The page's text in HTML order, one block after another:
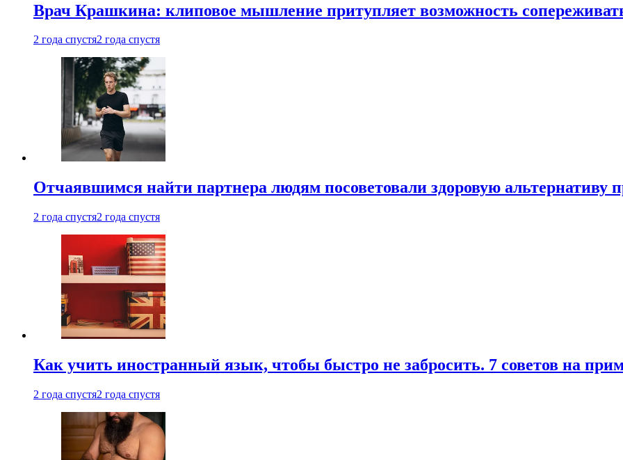
Врач Крашкина: клиповое мышление притупляет возможность
2 года спустя2 года спустя
Отчаявшимся найти партнера людям посоветовали здоровую альтернативу
2 года спустя2 года спустя
Как учить иностранный язык, чтобы быстро не забросить. 7 советов на
2 года спустя2 года спустя